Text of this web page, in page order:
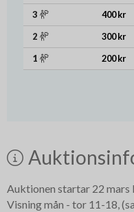
3
400 kr
2
300 kr
1
200 kr
Auktionen startar 22
Visning mån - tor 11-18,